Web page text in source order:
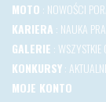
MOTO : NOWOŚCI
KARIERA : NAUKA
GALERIE : WSZYSTKIE
KONKURSY:
MOJE KONTO